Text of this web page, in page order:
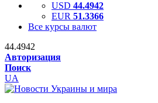
USD 44.4942
EUR 51.3366
Все курсы валют
44.4942
Авторизация
Поиск
UA